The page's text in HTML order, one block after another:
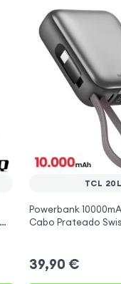
TCL
Powerbank
Cabo Prateado
39,90 €